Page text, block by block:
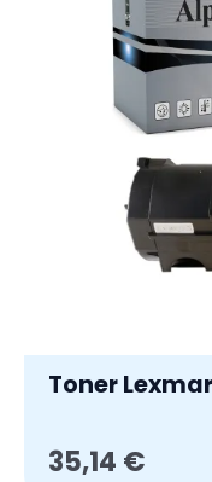
Toner
35,14 €